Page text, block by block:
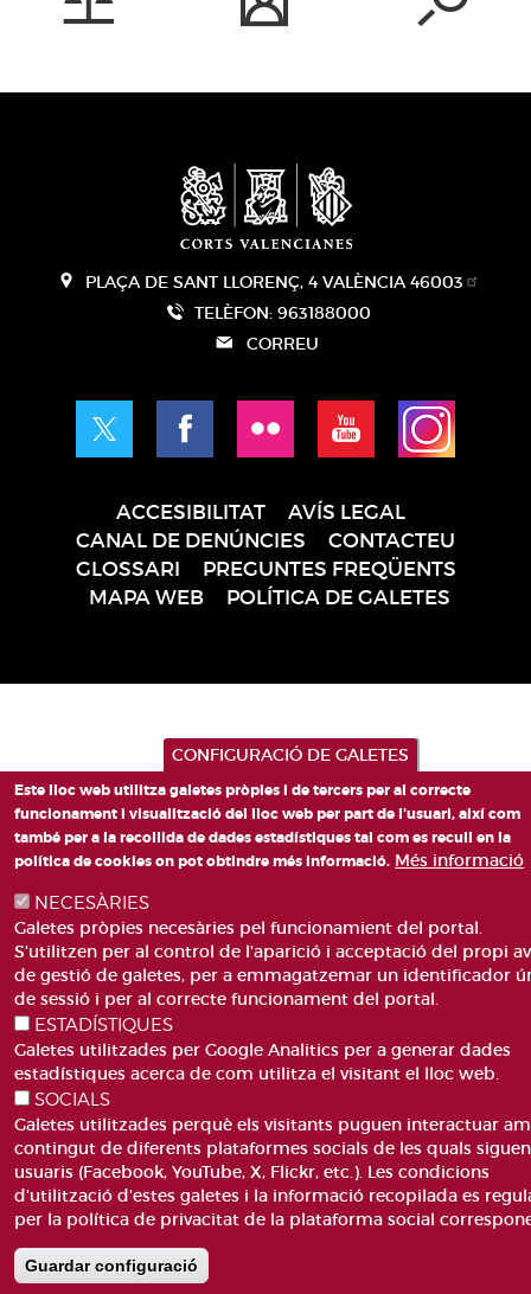
PLAÇA DE SANT LLORENÇ, 4 VALÈNCIA 46003
TELÈFON: 963188000
CORREU
página
ACCESIBILITAT
AVÍS LEGAL
CANAL DE DENÚNCIES
CONTACTEU
GLOSSARI
PREGUNTES FREQÜENTS
MAPA WEB
POLÍTICA DE GALETES
CONFIGURACIÓ DE GALETES
Este lloc web utilitza galetes pròpies i de tercers per al correcte
funcionament i visualització del lloc web per part de l'usuari, així com
també per a la recollida de dades estadístiques tal com es recull en la
política de cookies on pot obtindre més informació. Més informació
NECESÀRIES
Galetes pròpies necesàries pel funcionamient del portal.
S'utilitzen per al control de l'aparició i acceptació del propi
de gestió de galetes, per a emmagatzemar un identificador
de sessió i per al correcte funcionament del portal.
ESTADÍSTIQUES
Galetes utilitzades per Google Analitics per a generar dades
estadístiques acerca de com utilitza el visitant el lloc web.
SOCIALS
Galetes utilitzades perquè els visitants puguen interactuar
contingut de diferents plataformes socials de les quals siguen
usuaris (Facebook, YouTube, X, Flickr, etc.). Les condicions
d'utilització d'estes galetes i la informació recopilada es
per la política de privacitat de la plataforma social
Guardar configuració